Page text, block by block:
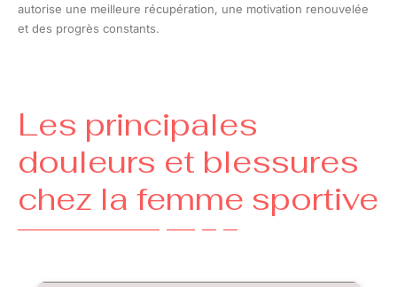
autorise une meilleure récupération, une motivation renouvelée
et des progrès constants.
Les principales
douleurs et blessures
chez la femme sportive